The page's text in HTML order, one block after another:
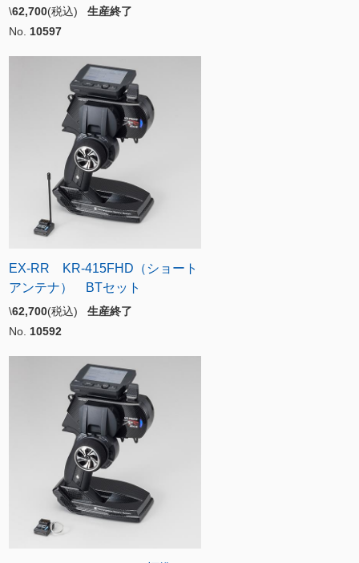
\62,700(税込) 生産終了
No. 10597
EX-RR KR-415FHD（ショート
アンテナ） BTセット
\62,700(税込) 生産終了
No. 10592